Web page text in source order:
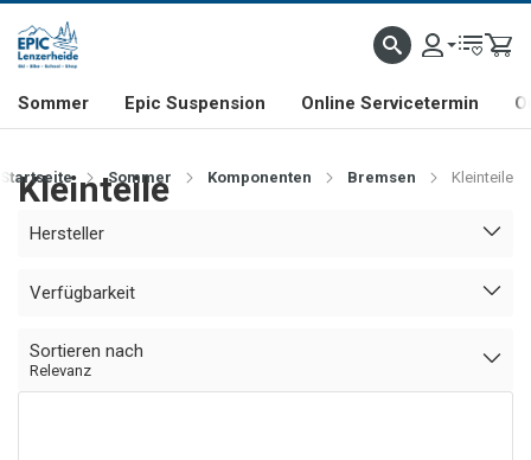
& FREERIDE-SPEZIALIST SCHWEIZER FIRMA SHOP & SHOWROOM IN
Sommer Epic Suspension Online Servicetermin
Startseite Sommer Komponenten Bremsen Kleinteile
Kleinteile
Hersteller
Verfügbarkeit
Sortieren nach
Relevanz